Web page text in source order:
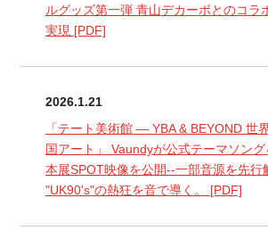
ルグッズ第一弾 青山デカーボとのコラ
実現[PDF]
2026.1.21
「テート美術館 ― YBA & BEYOND 世
国アート」 Vaundyが公式テーマソン
本展SPOT映像を公開--一部音源を先行
"UK90's"の熱狂を音で導く。
[PDF]